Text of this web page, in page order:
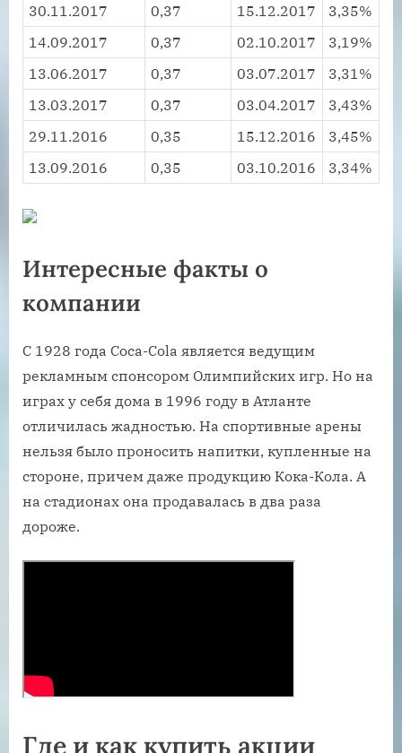
30.11.2017
0,37 15.12.2017
3,35%
14.09.2017
0,37 02.10.2017
3,19%
13.06.2017
0,37 03.07.2017
3,31%
13.03.2017
0,37 03.04.2017
3,43%
29.11.2016
0,35 15.12.2016
3,45%
13.09.2016
0,35 03.10.2016 3,34%
Интересные факты о
компании
С 1928 года Coca-Cola является ведущим
рекламным спонсором Олимпийских игр. Но на
играх у себя дома в 1996 году в Атланте
отличилась жадностью. На спортивные арены
нельзя было проносить напитки, купленные на
стороне, причем даже продукцию Кока-Кола. А
на стадионах она продавалась в два раза
дороже.
Где и как купить акции